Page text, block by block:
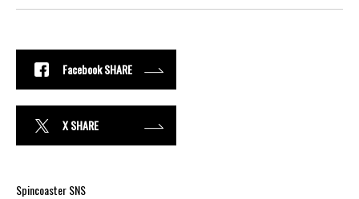
Facebook SHARE
X SHARE
Spincoaster SNS